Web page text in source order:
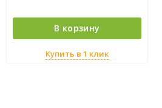
В корзину
Купить в 1 клик